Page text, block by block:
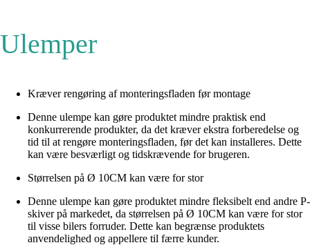
Ulemper
Kræver rengøring af monteringsfladen før montage
Denne ulempe kan gøre produktet mindre praktisk end
konkurrerende produkter, da det kræver ekstra forberedelse og
tid til at rengøre monteringsfladen, før det kan installeres. Dette
kan være besværligt og tidskrævende for brugeren.
Størrelsen på Ø 10CM kan være for stor
Denne ulempe kan gøre produktet mindre fleksibelt end andre P-
skiver på markedet, da størrelsen på Ø 10CM kan være for stor
til visse bilers forruder. Dette kan begrænse produktets
anvendelighed og appellere til færre kunder.